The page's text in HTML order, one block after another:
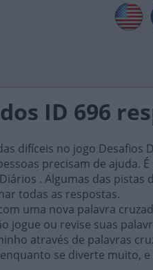
ID 696
difíceis no jogo Desafios
precisam de ajuda.
. Algumas das pistas
todas as respostas.
uma nova palavra
ou revise suas
através de palavras
se diverte muito,